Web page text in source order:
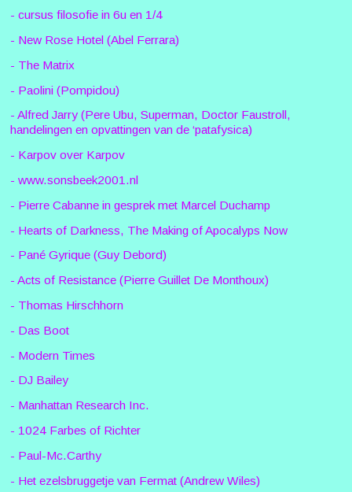
- cursus filosofie in 6u en 1/4
- New Rose Hotel (Abel Ferrara)
- The Matrix
- Paolini (Pompidou)
- Alfred Jarry (Pere Ubu, Superman, Doctor Faustroll,
handelingen en opvattingen van de ‘patafysica)
- Karpov over Karpov
- www.sonsbeek2001.nl
- Pierre Cabanne in gesprek met Marcel Duchamp
- Hearts of Darkness, The Making of Apocalyps Now
- Pané Gyrique (Guy Debord)
- Acts of Resistance (Pierre Guillet De Monthoux)
- Thomas Hirschhorn
- Das Boot
- Modern Times
- DJ Bailey
- Manhattan Research Inc.
- 1024 Farbes of Richter
- Paul-Mc.Carthy
- Het ezelsbruggetje van Fermat (Andrew Wiles)